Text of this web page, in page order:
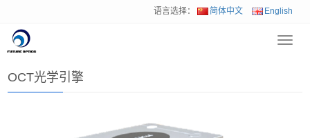
语言选择： 简体中文 English
首页
OCT光学引擎